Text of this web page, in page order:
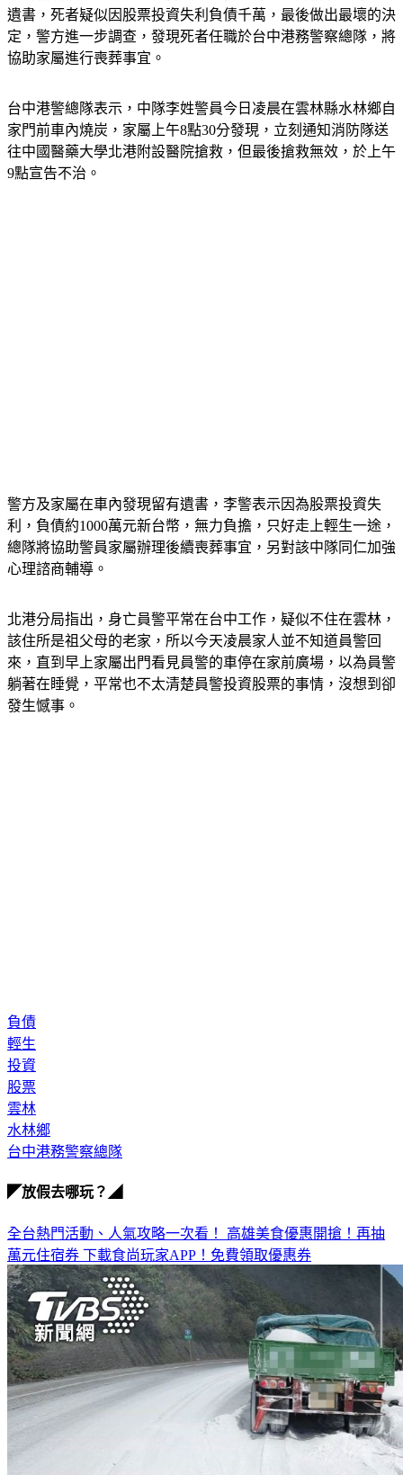
遺書，死者疑似因股票投資失利負債千萬，最後做出最壞的決
定，警方進一步調查，發現死者任職於台中港務警察總隊，將
協助家屬進行喪葬事宜。
台中港警總隊表示，中隊李姓警員今日凌晨在雲林縣水林鄉自
家門前車內燒炭，家屬上午8點30分發現，立刻通知消防隊送
往中國醫藥大學北港附設醫院搶救，但最後搶救無效，於上午
9點宣告不治。
警方及家屬在車內發現留有遺書，李警表示因為股票投資失
利，負債約1000萬元新台幣，無力負擔，只好走上輕生一途，
總隊將協助警員家屬辦理後續喪葬事宜，另對該中隊同仁加強
心理諮商輔導。
北港分局指出，身亡員警平常在台中工作，疑似不住在雲林，
該住所是祖父母的老家，所以今天凌晨家人並不知道員警回
來，直到早上家屬出門看見員警的車停在家前廣場，以為員警
躺著在睡覺，平常也不太清楚員警投資股票的事情，沒想到卻
發生憾事。
負債
輕生
投資
股票
雲林
水林鄉
台中港務警察總隊
◤放假去哪玩？◢
全台熱門活動、人氣攻略一次看！ 高雄美食優惠開搶！再抽
萬元住宿券 下載食尚玩家APP！免費領取優惠券